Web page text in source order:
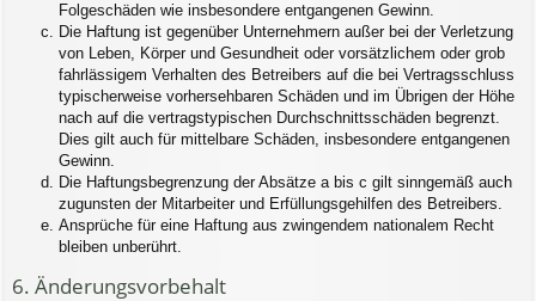
Folgeschäden wie insbesondere entgangenen Gewinn.
Die Haftung ist gegenüber Unternehmern außer bei der Verletzung
von Leben, Körper und Gesundheit oder vorsätzlichem oder grob
fahrlässigem Verhalten des Betreibers auf die bei Vertragsschluss
typischerweise vorhersehbaren Schäden und im Übrigen der Höhe
nach auf die vertragstypischen Durchschnittsschäden begrenzt.
Dies gilt auch für mittelbare Schäden, insbesondere entgangenen
Gewinn.
Die Haftungsbegrenzung der Absätze a bis c gilt sinngemäß auch
zugunsten der Mitarbeiter und Erfüllungsgehilfen des Betreibers.
Ansprüche für eine Haftung aus zwingendem nationalem Recht
bleiben unberührt.
6. Änderungsvorbehalt